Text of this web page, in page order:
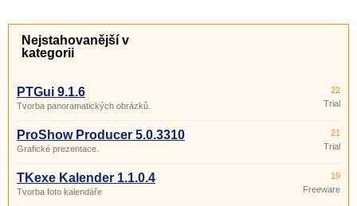
Nejstahovanější v
kategorii
PTGui 9.1.6
Tvorba panoramatických obrázků.
22
Trial
ProShow Producer 5.0.3310
Grafické prezentace.
21
Trial
TKexe Kalender 1.1.0.4
Tvorba foto kalendáře
19
Freeware